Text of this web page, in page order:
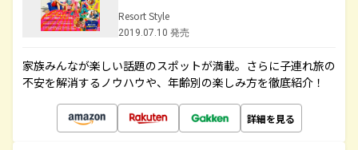
Resort Style
2019.07.10 発売
家族みんなが楽しい話題のスポットが満載。さらに子連れ旅の
不安を解消するノウハウや、年齢別の楽しみ方を徹底紹介！
詳細を見る